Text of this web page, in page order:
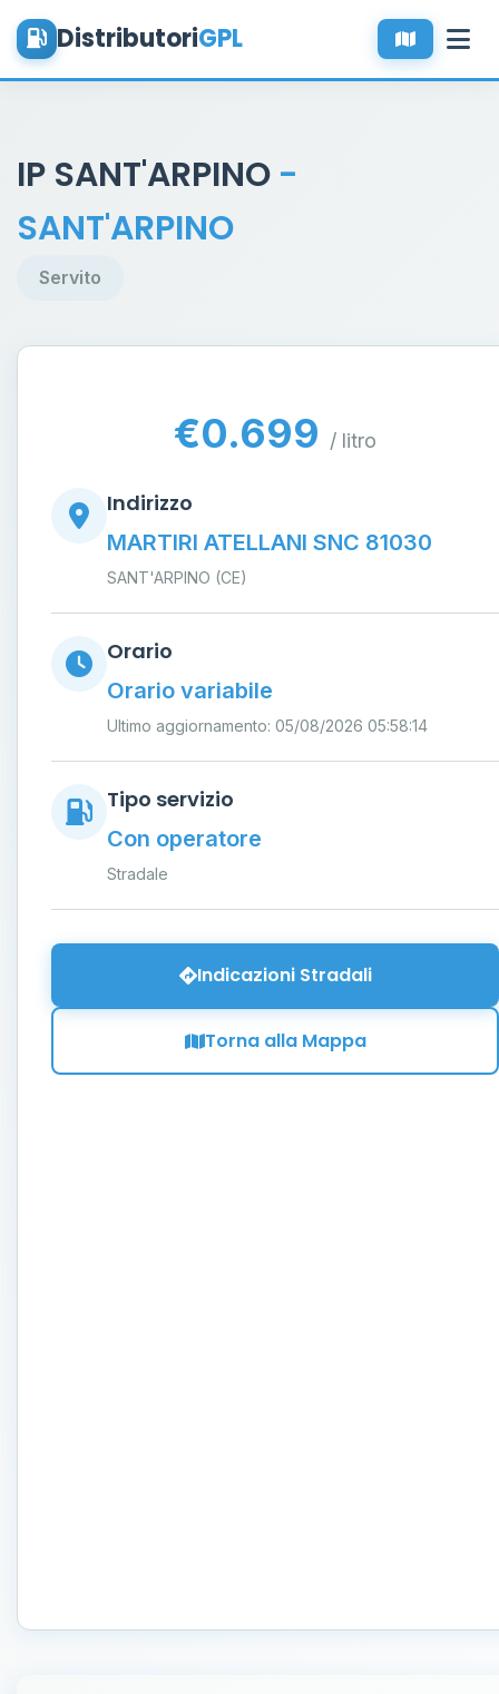
DistributoriGPL
IP SANT'ARPINO -
SANT'ARPINO
Servito
€0.699 / litro
Indirizzo
MARTIRI ATELLANI SNC 81030
SANT'ARPINO (CE)
Orario
Orario variabile
Ultimo aggiornamento: 05/08/2026 05:58:14
Tipo servizio
Con operatore
Stradale
Indicazioni Stradali
Torna alla Mappa